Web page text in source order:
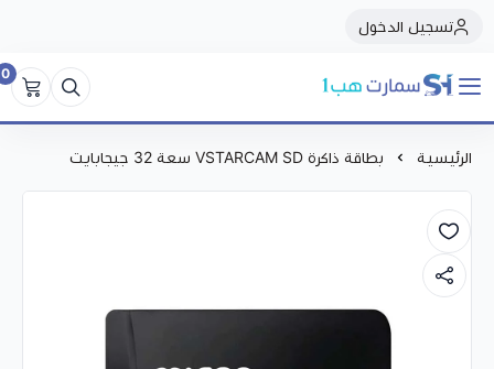
تسجيل الدخول
سمارت هبSmart Hub1
0
الرئيسية بطاقة ذاكرة VSTARCAM SD سعة 32 جيجابايت